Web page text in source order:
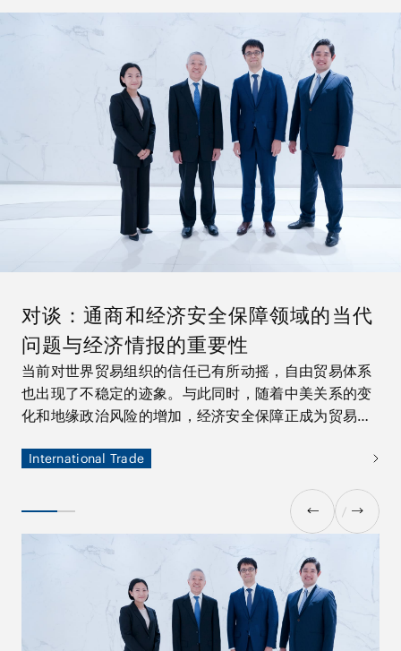
对谈：通商和经济安全保障领域的当代
问题与经济情报的重要性
当前对世界贸易组织的信任已有所动摇，自由贸易体系
也出现了不稳定的迹象。与此同时，随着中美关系的变
化和地缘政治风险的增加，经济安全保障正成为贸易问
日益增加之际，我们将继续根据综合经济情报，为您提
International Trade
能源转型法律服务：实践前沿
能源转型正在改变全球能源部门，是到2050年实现碳
中和的重要过程。在本文中，我们将介绍本所的优势以
及本所为能源转型相关项目和交易提供的广泛服务。此
律师开展的圆桌讨论，以深入探讨与能源转型相关的最
Energy and Natural Resources